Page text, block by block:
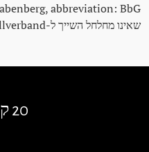
שאינו מחלחל השייך ל-Carellverband האוסטרי (ÖCV).
20 קורבנות